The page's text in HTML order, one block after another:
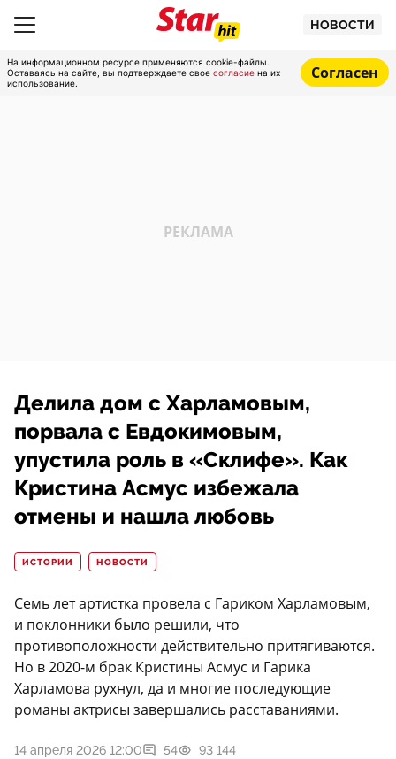
НОВОСТИ
На информационном ресурсе применяются cookie-файлы.
Оставаясь на сайте, вы подтверждаете свое согласие на их
использование.
Согласен
Делила дом с Харламовым,
порвала с Евдокимовым,
упустила роль в «Склифе». Как
Кристина Асмус избежала
отмены и нашла любовь
ИСТОРИИ НОВОСТИ
Семь лет артистка провела с Гариком Харламовым,
и поклонники было решили, что
противоположности действительно притягиваются.
Но в 2020-м брак Кристины Асмус и Гарика
Харламова рухнул, да и многие последующие
романы актрисы завершались расставаниями.
14 апреля 2026 12:00 54 93 144